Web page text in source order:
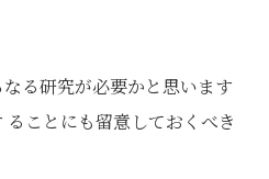
る研究が必要かと思います
ことにも留意しておくべき